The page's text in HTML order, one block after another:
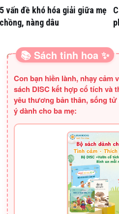
5 vấn đề khó hóa giải giữa mẹ
chồng, nàng dâu
SÁCH HAY CHO BA MẸ
📚 Sách tinh hoa ✨
Con bạn hiền lành, nhạy cảm
sách DISC kết hợp cổ tích và
yêu thương bản thân, sống
ý dành cho ba mẹ: